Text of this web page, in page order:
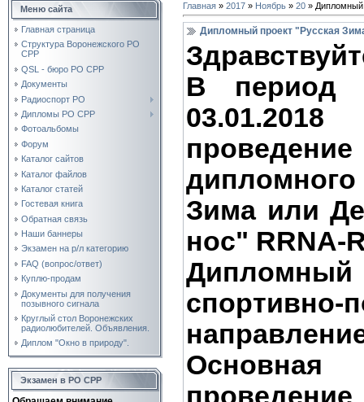
Меню сайта
Главная страница
Структура Воронежского РО
СРР
QSL - бюро РО СРР
Документы
Радиоспорт РО
Дипломы РО СРР
Фотоальбомы
Форум
Каталог сайтов
Каталог файлов
Каталог статей
Гостевая книга
Обратная связь
Наши баннеры
Экзамен на р/л категорию
FAQ (вопрос/ответ)
Куплю-продам
Документы для получения
позывного сигнала
Круглый стол Воронежских
радиолюбителей. Объявления.
Диплом "Окно в природу".
Экзамен в РО СРР
Главная » 2017 » Ноябрь » 20 » Дипломный
Дипломный проект "Русская
В период
проведение
дипломного
Зима или
нос" RRNA-
спортивно-